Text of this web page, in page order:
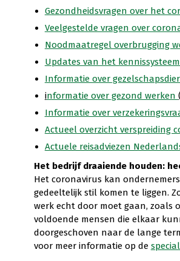
Gezondheidsvragen over het
Veelgestelde vragen over
Noodmaatregel overbrugging
Updates van het
Informatie over
informatie over gezond werken
Informatie over
Actueel overzicht verspreiding
Actuele reisadviezen
Het bedrijf draaiende houden:
Het coronavirus kan
gedeeltelijk stil komen te liggen.
werk echt door moet gaan, zoals
voldoende mensen die elkaar
doorgeschoven naar de lange
voor meer informatie op de